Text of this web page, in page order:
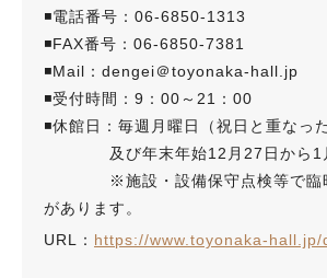
◾️電話番号：06-6850-1313
◾️FAX番号：06-6850-7381
◾️Mail：dengei＠toyonaka-hall.jp
◾️受付時間：9：00～21：00
◾️休館日：毎週月曜日（祝日と重なっ
及び年末年始12月27日から1
※施設・設備保守点検等で臨時
があります。
URL： https://www.toyonaka-hall.jp/